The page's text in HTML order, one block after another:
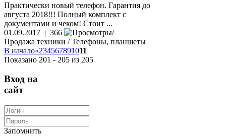
Практически новый телефон. Гарантия до
августа 2018!!! Полный комплект с
документами и чеком! Стоит ...
01.09.2017 | 366
Продажа техники / Телефоны, планшеты
В начало«234567891011
Показано 201 - 205 из 205
Вход на
сайт
Запомнить